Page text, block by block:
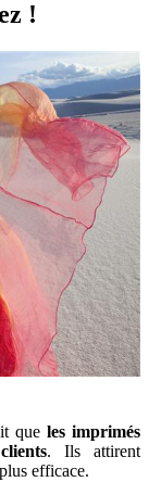
!
que les imprimés
. Ils attirent
efficace.